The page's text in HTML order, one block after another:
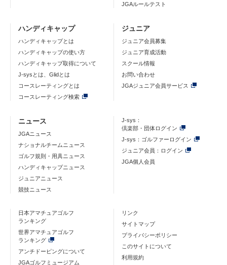
JGAルールテスト
ハンディキャップ
ハンディキャップとは
ハンディキャップの使い方
ハンディキャップ取得について
J-sysとは、Glidとは
コースレーティングとは
コースレーティング検索
ジュニア
ジュニア会員募集
ジュニア育成活動
スクール情報
お問い合わせ
JGAジュニア会員サービス
ニュース
JGAニュース
ナショナルチームニュース
ゴルフ規則・用具ニュース
ハンディキャップニュース
ジュニアニュース
競技ニュース
J-sys：
倶楽部・団体ログイン
J-sys：ゴルファーログイン
ジュニア会員：ログイン
JGA個人会員
日本アマチュアゴルフ
ランキング
世界アマチュアゴルフ
ランキング
アンチドーピングについて
JGAゴルフミュージアム
リンク
サイトマップ
プライバシーポリシー
このサイトについて
利用規約